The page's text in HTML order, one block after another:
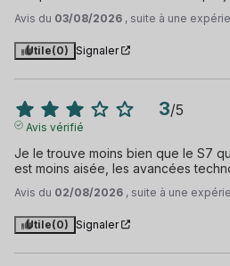
Avis du 03/08/2026 , suite à une
Utile(0) Signaler
3/5
Avis vérifié
Je le trouve moins bien que le S7
est moins aisée, les avancées
Avis du 02/08/2026 , suite à une
Utile(0) Signaler